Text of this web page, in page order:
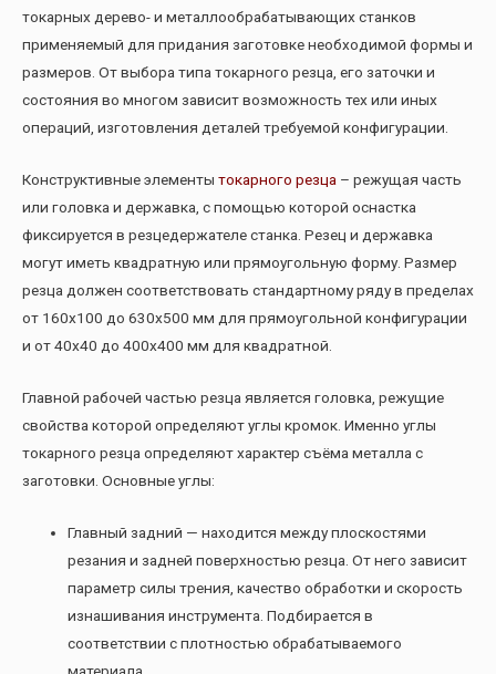
токарных дерево- и металлообрабатывающих станков
применяемый для придания заготовке необходимой формы и
размеров. От выбора типа токарного резца, его заточки и
состояния во многом зависит возможность тех или иных
операций, изготовления деталей требуемой конфигурации.
Конструктивные элементы токарного резца – режущая часть
или головка и державка, с помощью которой оснастка
фиксируется в резцедержателе станка. Резец и державка
могут иметь квадратную или прямоугольную форму. Размер
резца должен соответствовать стандартному ряду в пределах
от 160х100 до 630х500 мм для прямоугольной конфигурации
и от 40х40 до 400х400 мм для квадратной.
Главной рабочей частью резца является головка, режущие
свойства которой определяют углы кромок. Именно углы
токарного резца определяют характер съёма металла с
заготовки. Основные углы:
Главный задний — находится между плоскостями
резания и задней поверхностью резца. От него зависит
параметр силы трения, качество обработки и скорость
изнашивания инструмента. Подбирается в
соответствии с плотностью обрабатываемого